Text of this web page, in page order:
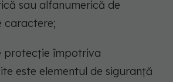
sau alfanumerică de
caractere;
protecție împotriva
este elementul de siguranță